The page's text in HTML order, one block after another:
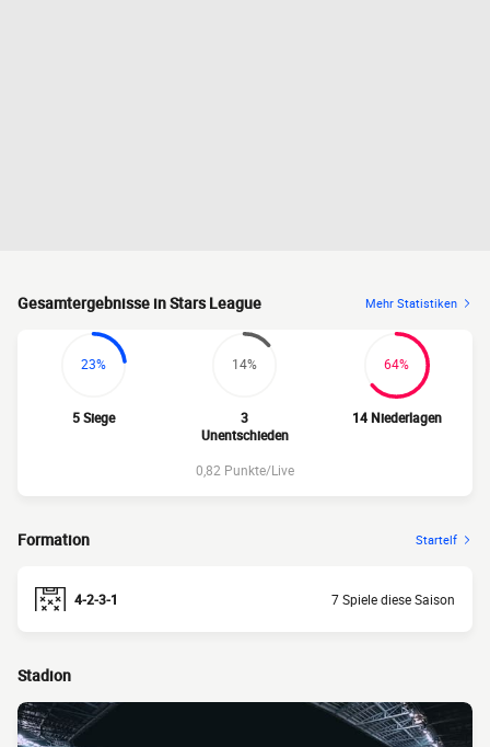
Gesamtergebnisse in Stars League Mehr Statistiken
23%
5 Siege
14%
3
Unentschieden
64%
14 Niederlagen
0,82 Punkte/Live
Formation Startelf
4-2-3-1 7 Spiele diese Saison
Stadion